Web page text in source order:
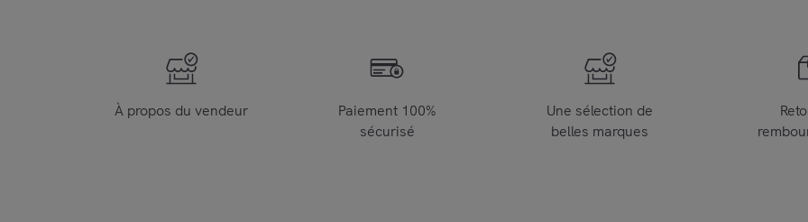
À propos du vendeur
Paiement 100%
sécurisé
Une sélection de
belles marques